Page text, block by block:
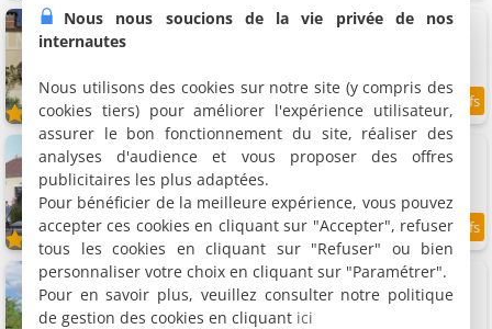
La maison de Mad
12 km
La maison de Jen
Gîte, 150 m²
6 personnes, 2 chambres, 2 salles de bains
12 km
Manoir 19e vallée Chevreuse, 30km de Paris
Villa, 320 m²
15 personnes, 8 chambres, 6 salles de bains
Nous nous soucions de la vie privée de nos
internautes
Nous utilisons des cookies sur notre site (y compris des
cookies tiers) pour améliorer l'expérience utilisateur,
assurer le bon fonctionnement du site, réaliser des
analyses d'audience et vous proposer des offres
publicitaires les plus adaptées.
Pour bénéficier de la meilleure expérience, vous pouvez
accepter ces cookies en cliquant sur "Accepter", refuser
tous les cookies en cliquant sur "Refuser" ou bien
personnaliser votre choix en cliquant sur "Paramétrer".
Pour en savoir plus, veuillez consulter notre politique
de gestion des cookies en cliquant ici